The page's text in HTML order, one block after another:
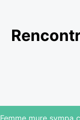
Femme mure sympa